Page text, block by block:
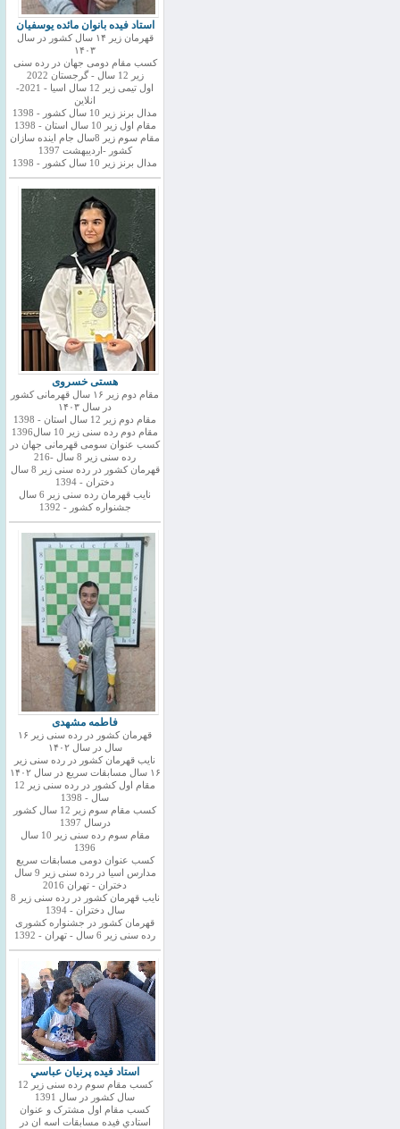
استاد فیده بانوان مائده یوسفیان
قهرمان زیر ۱۴ سال کشور در سال
۱۴۰۳
کسب مقام دومی جهان در رده سنی
زیر 12 سال - گرجستان 2022
اول تیمی زیر 12 سال اسیا - 2021-
انلاین
مدال برنز زیر 10 سال کشور - 1398
مقام اول زیر 10 سال استان - 1398
مقام سوم زیر 8سال جام اینده سازان
کشور -اردیبهشت 1397
مدال برنز زیر 10 سال کشور - 1398
هستی خسروی
مقام دوم زیر ۱۶ سال قهرمانی کشور
در سال ۱۴۰۳
مقام دوم زیر 12 سال استان - 1398
مقام دوم رده سنی زیر 10 سال1396
کسب عنوان سومی قهرمانی جهان در
رده سنی زیر 8 سال -216
قهرمان کشور در رده سنی زیر 8 سال
دختران - 1394
نایب قهرمان رده سنی زیر 6 سال
جشنواره کشور - 1392
فاطمه مشهدی
قهرمان کشور در رده سنی زیر ۱۶
سال در سال ۱۴۰۲
نایب قهرمان کشور در رده سنی زیر
۱۶ سال مسابقات سریع در سال ۱۴۰۲
مقام اول کشور در رده سنی زیر 12
سال - 1398
کسب مقام سوم زیر 12 سال کشور
درسال 1397
مقام سوم رده سنی زیر 10 سال
1396
کسب عنوان دومی مسابقات سریع
مدارس اسیا در رده سنی زیر 9 سال
دختران - تهران 2016
نایب قهرمان کشور در رده سنی زیر 8
سال دختران - 1394
قهرمان کشور در جشنواره کشوری
رده سنی زیر 6 سال - تهران - 1392
استاد فيده پرنيان عباسي
کسب مقام سوم رده سنی زیر 12
سال کشور در سال 1391
کسب مقام اول مشترک و عنوان
استادي فيده مسابقات اسه ان در